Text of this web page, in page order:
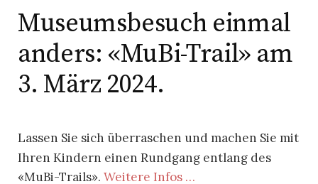
Museumsbesuch einmal
anders: «MuBi-Trail» am
3. März 2024.
Lassen Sie sich überraschen und machen Sie mit
Ihren Kindern einen Rundgang entlang des
«MuBi-Trails». Weitere Infos …